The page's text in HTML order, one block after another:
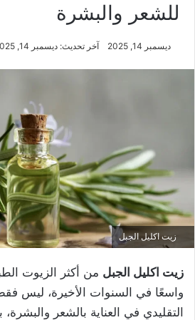
للشعر والبشرة
ديسمبر 14, 2025 آخر تحديث: ديسمبر 14, 2025
زيت اكليل الجبل
زيت اكليل الجبل من أكثر الزيوت
واسعًا في السنوات الأخيرة، ليس
التقليدي في العناية بالشعر